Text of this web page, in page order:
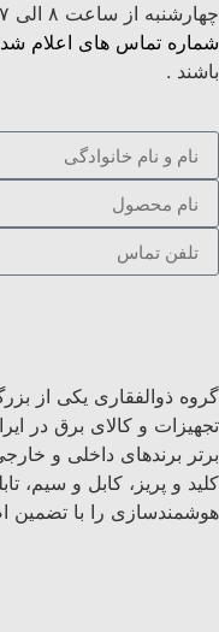
چهارشنبه از ساعت ۸ الی ۱۷ و پنجشنبه ها ۸ الی ۱۳ از طریق
شماره تماس های اعلام
باشند .
گروه ذوالفقاری یکی از
تجهیزات و کالای برق در
برتر برندهای داخلی و
کلید و پریز، کابل و سیم،
هوشمندسازی را با تضمین